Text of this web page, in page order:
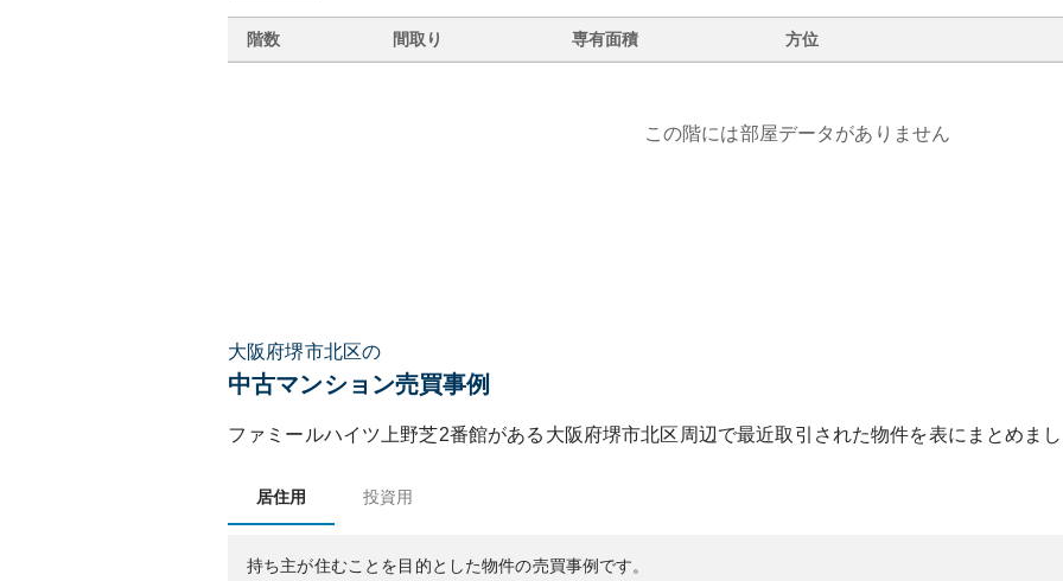
階数 間取り 専有面積 方位
この階には部屋データがありません
大阪府堺市北区の
中古マンション売買事例
ファミールハイツ上野芝2番館がある 大阪府堺市北区 周辺で最近取引された物件を表にまとめま
居住用 投資用
持ち主が住むことを目的とした物件の売買事例です。